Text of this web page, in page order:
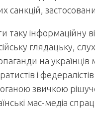
санкцій,
таку інформаційну
глядацьку,
на
і
звичкою
мас-медіа